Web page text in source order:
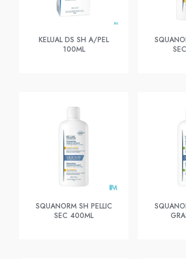
KELUAL DS SH A/PEL
100ML
SQUANORM SH PELLIC
SEC 400ML